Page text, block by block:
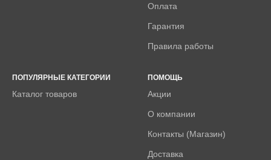
Оплата
Гарантия
Правила работы
ПОПУЛЯРНЫЕ КАТЕГОРИИ
Каталог товаров
ПОМОЩЬ
Акции
О компании
Контакты (Магазин)
Доставка